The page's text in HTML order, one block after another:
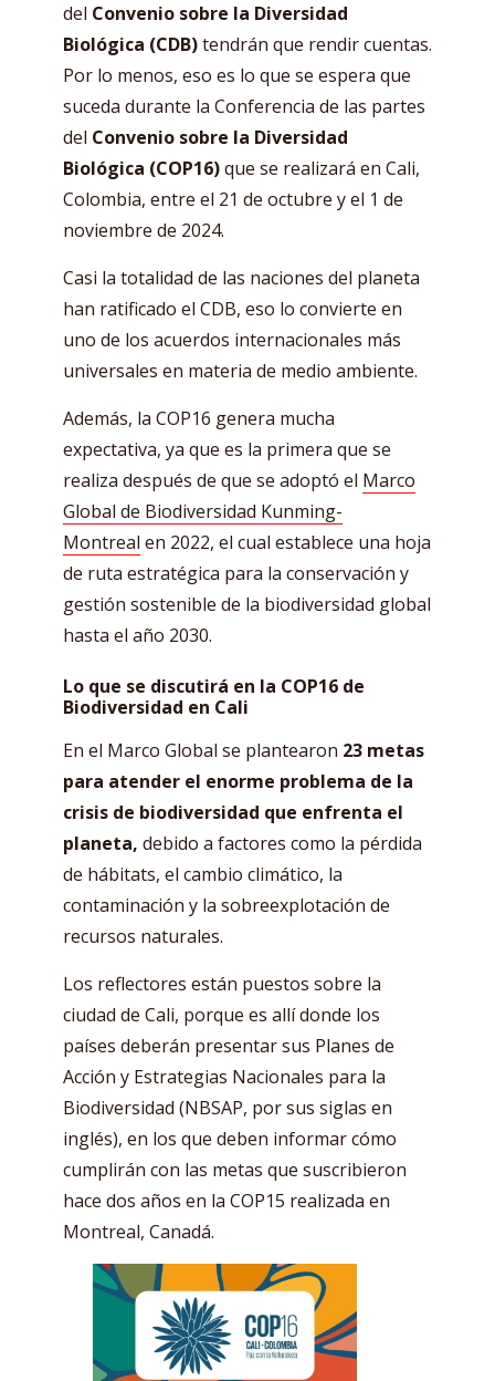
del Convenio sobre la Diversidad
Biológica (CDB)tendrán que rendir cuentas.
Por lo menos, eso es lo que se espera que
suceda durante la Conferencia de las partes
del Convenio sobre la Diversidad
Biológica (COP16)que se realizará en Cali,
Colombia, entre el 21 de octubre y el 1 de
noviembre de 2024.
Casi la totalidad de las naciones del planeta
han ratificado el CDB, eso lo convierte en
uno de los acuerdos internacionales más
universales en materia de medio ambiente.
Además, la COP16 genera mucha
expectativa, ya que es la primera que se
realiza después de que se adoptó el Marco
Global de Biodiversidad Kunming-
Montreal en 2022, el cual establece una hoja
de ruta estratégica para la conservación y
gestión sostenible de la biodiversidad global
hasta el año 2030.
Lo que se discutirá en la COP16 de
Biodiversidad en Cali
En el Marco Global se plantearon 23 metas
para atender el enorme problema de la
crisis de biodiversidad que enfrenta el
planeta, debido a factores como la pérdida
de hábitats, el cambio climático, la
contaminación y la sobreexplotación de
recursos naturales.
Los reflectores están puestos sobre la
ciudad de Cali, porque es allí donde los
países deberán presentar sus Planes de
Acción y Estrategias Nacionales para la
Biodiversidad (NBSAP, por sus siglas en
inglés), en los que deben informar cómo
cumplirán con las metas que suscribieron
hace dos años en la COP15 realizada en
Montreal, Canadá.